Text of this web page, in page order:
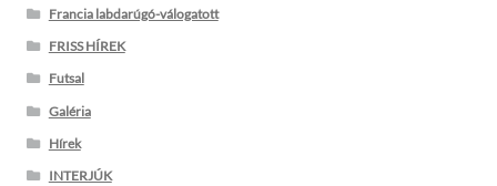
Francia labdarúgó-válogatott
FRISS HÍREK
Futsal
Galéria
Hírek
INTERJÚK